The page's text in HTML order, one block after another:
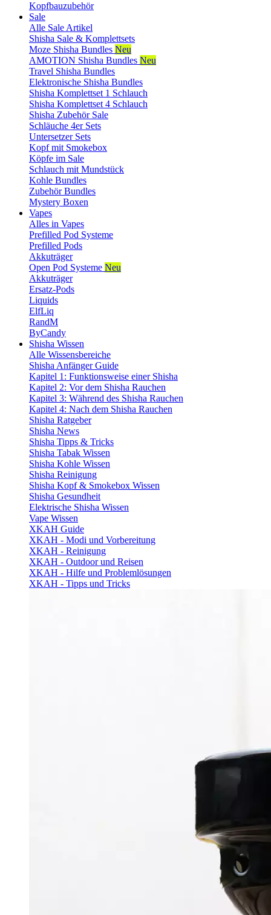
Kopfbauzubehör
Sale
Alle Sale Artikel
Shisha Sale & Komplettsets
Moze Shisha Bundles Neu
AMOTION Shisha Bundles Neu
Travel Shisha Bundles
Elektronische Shisha Bundles
Shisha Komplettset 1 Schlauch
Shisha Komplettset 4 Schlauch
Shisha Zubehör Sale
Schläuche 4er Sets
Untersetzer Sets
Kopf mit Smokebox
Köpfe im Sale
Schlauch mit Mundstück
Kohle Bundles
Zubehör Bundles
Mystery Boxen
Vapes
Alles in Vapes
Prefilled Pod Systeme
Prefilled Pods
Akkuträger
Open Pod Systeme Neu
Akkuträger
Ersatz-Pods
Liquids
ElfLiq
RandM
ByCandy
Shisha Wissen
Alle Wissensbereiche
Shisha Anfänger Guide
Kapitel 1: Funktionsweise einer Shisha
Kapitel 2: Vor dem Shisha Rauchen
Kapitel 3: Während des Shisha Rauchen
Kapitel 4: Nach dem Shisha Rauchen
Shisha Ratgeber
Shisha News
Shisha Tipps & Tricks
Shisha Tabak Wissen
Shisha Kohle Wissen
Shisha Reinigung
Shisha Kopf & Smokebox Wissen
Shisha Gesundheit
Elektrische Shisha Wissen
Vape Wissen
XKAH Guide
XKAH - Modi und Vorbereitung
XKAH - Reinigung
XKAH - Outdoor und Reisen
XKAH - Hilfe und Problemlösungen
XKAH - Tipps und Tricks